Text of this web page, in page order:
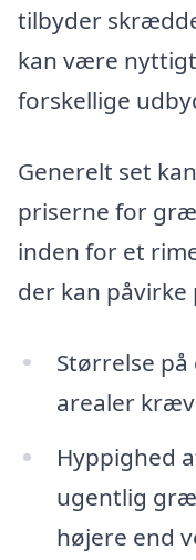
tilbyder
kan være
forskellige
Generelt set
priserne for
inden for et
der kan
Størrelse
arealer
Hyppighed
ugentlig
højere end